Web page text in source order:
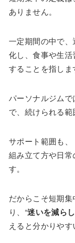
ありません。
一定期間の中で
化し、食事や生
することを指しま
パーソナルジム
で、続けられる範
サポート範囲も
組み立て方や日
す。
だからこそ短期
り、“迷いを減ら
えると分かりやす